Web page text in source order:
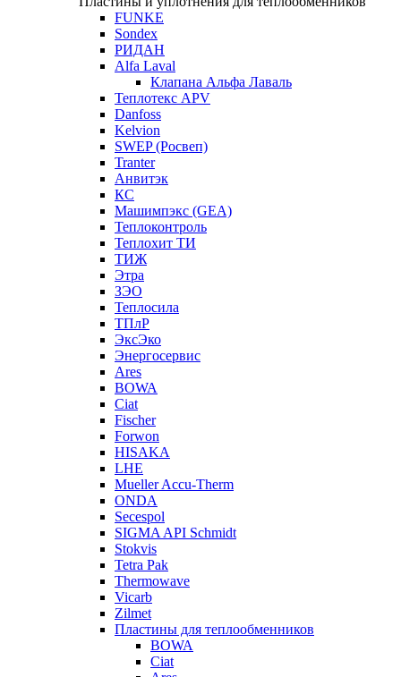
FUNKE
Sondex
РИДАН
Alfa Laval
Клапана Альфа Лаваль
Теплотекс APV
Danfoss
Kelvion
SWEP (Росвеп)
Tranter
Анвитэк
КС
Машимпэкс (GEA)
Теплоконтроль
Теплохит ТИ
ТИЖ
Этра
ЗЭО
Теплосила
ТПлР
ЭксЭко
Энергосервис
Ares
BOWA
Ciat
Fischer
Forwon
HISAKA
LHE
Mueller Accu-Therm
ONDA
Secespol
SIGMA API Schmidt
Stokvis
Tetra Pak
Thermowave
Vicarb
Zilmet
Пластины для теплообменников
BOWA
Ciat